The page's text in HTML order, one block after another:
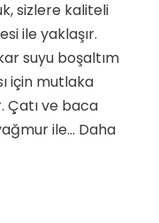
sizlere kaliteli
ile yaklaşır.
suyu boşaltım
için mutlaka
Çatı ve baca
ile… Daha